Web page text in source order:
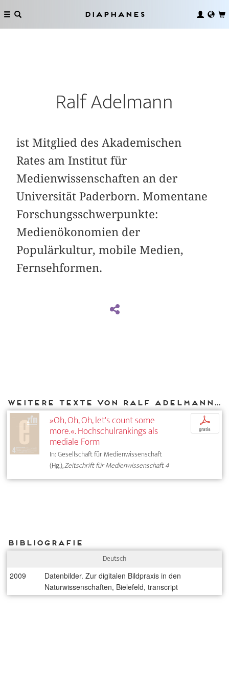
Diaphanes
Ralf Adelmann
ist Mitglied des Akademischen
Rates am Institut für
Medienwissenschaften an der
Universität Paderborn. Momentane
Forschungsschwerpunkte:
Medienökonomien der
Populärkultur, mobile Medien,
Fernsehformen.
Weitere Texte von Ralf Adelmann bei DIAPHANES
»Oh, Oh, Oh, let's count some
more.«. Hochschulrankings als
mediale Form
In: Gesellschaft für Medienwissenschaft
(Hg.),Zeitschrift für Medienwissenschaft 4
p
gratis
Bibliografie
Deutsch
2009
Datenbilder. Zur digitalen Bildpraxis in den
Naturwissenschaften, Bielefeld, transcript